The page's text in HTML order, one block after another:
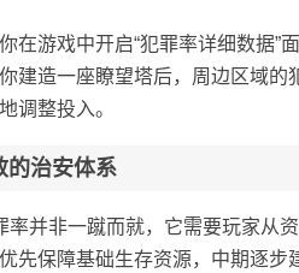
在游戏中开启“犯罪率详细数据”
建造一座瞭望塔后，周边区域的
调整投入。
的治安体系
率并非一蹴而就，它需要玩家从
先保障基础生存资源，中期逐步